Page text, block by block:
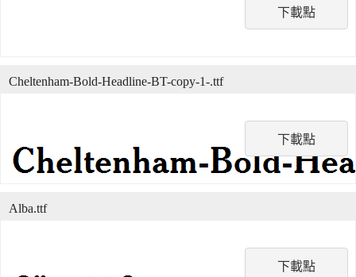
下載點
下載點
Cheltenham-Bold-Headline-BT-copy-1-.ttf
下載點
Alba.ttf